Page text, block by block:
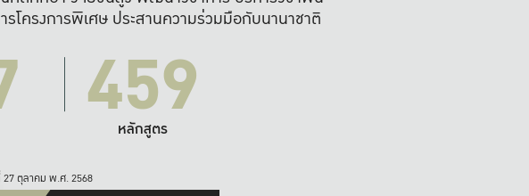
รโครงการพิเศษ ประสานความร่วมมือกับนานาชาติ
459
หลักสูตร
ตุลาคม พ.ศ. 2568